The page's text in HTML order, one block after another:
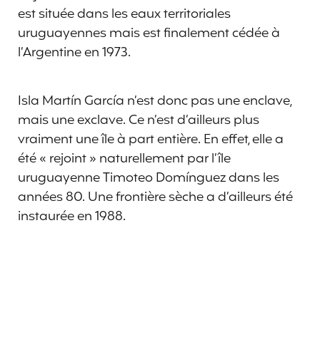
est située dans les eaux territoriales
uruguayennes mais est finalement cédée à
l’Argentine en 1973.
Isla Martín García n’est donc pas une enclave,
mais une exclave. Ce n’est d’ailleurs plus
vraiment une île à part entière. En effet, elle a
été « rejoint » naturellement par l’île
uruguayenne Timoteo Domínguez dans les
années 80. Une frontière sèche a d’ailleurs été
instaurée en 1988.